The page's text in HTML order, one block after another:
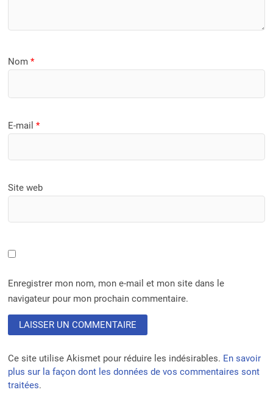
Nom*
E-mail*
Site web
Enregistrer mon nom, mon e-mail et mon site dans le
navigateur pour mon prochain commentaire.
Ce site utilise Akismet pour réduire les indésirables. En savoir
plus sur la façon dont les données de vos commentaires sont
traitées.